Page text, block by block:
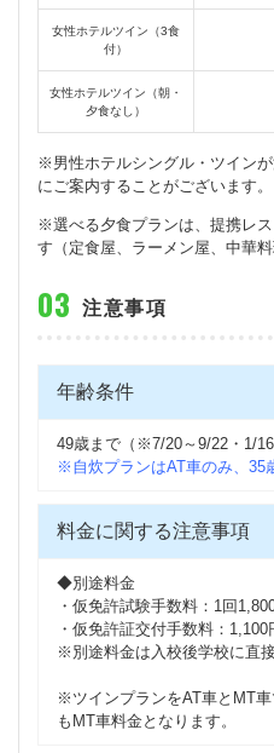
女性ホテルツイン（3食
付）
女性ホテルツイン（朝・
夕食なし）
※男性ホテルシングル・ツイン
にご案内することがございます。
※選べる夕食プランは、提携レ
す（定食屋、ラーメン屋、中華料
注意事項
年齢条件
49歳まで（※7/20～9/22・1/16
※自炊プランはAT車のみ、35
料金に関する注意事項
◆別途料金
・仮免許試験手数料：1回
・仮免許証交付手数料：1,100
※別途料金は入校後学校に直
※ツインプランをAT車とMT
もMT車料金となります。